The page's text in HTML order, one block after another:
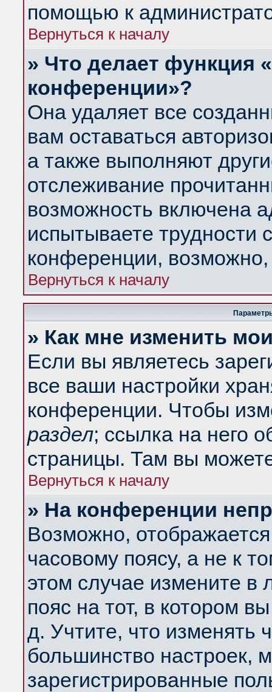
помощью к
Вернуться к началу
» Что делает функция
конференции»?
Она удаляет все
вам оставаться
а также выполняют
отслеживание
возможность включена
испытываете трудности
конференции,
Вернуться к началу
» Как мне изменить
Если вы являетесь
все ваши настройки
конференции. Чтобы
раздел; ссылка на него
страницы. Там вы
Вернуться к началу
» На конференции
Возможно,
часовому поясу, а не к
этом случае измените в
пояс на тот, в котором
д. Учтите, что изменять
большинство настроек,
зарегистрированные